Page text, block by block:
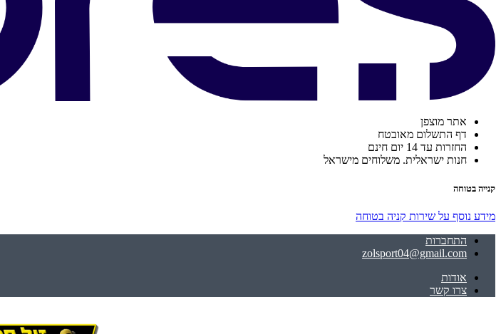
אתר מוצפן
דף התשלום מאובטח
החזרות עד 14 יום חינם
חנות ישראלית. משלוחים מישראל
קנייה בטוחה
מידע נוסף על שירות קניה בטוחה
התחברות
zolsport04@gmail.com
אודות
צרו קשר